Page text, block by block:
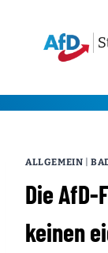
springen
ALLGEMEIN |
Die
keinen